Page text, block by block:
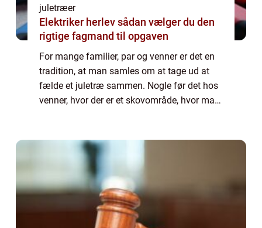
juletræer
Elektriker herlev sådan vælger du den
rigtige fagmand til opgaven
For mange familier, par og venner er det en
tradition, at man samles om at tage ud at
fælde et juletræ sammen. Nogle før det hos
venner, hvor der er et skovområde, hvor man